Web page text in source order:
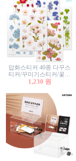
압화스티커 40종 다꾸스
티커/꾸미기스티커/꽃스
티커/압화꽃책갈피/팬시
1,230 원